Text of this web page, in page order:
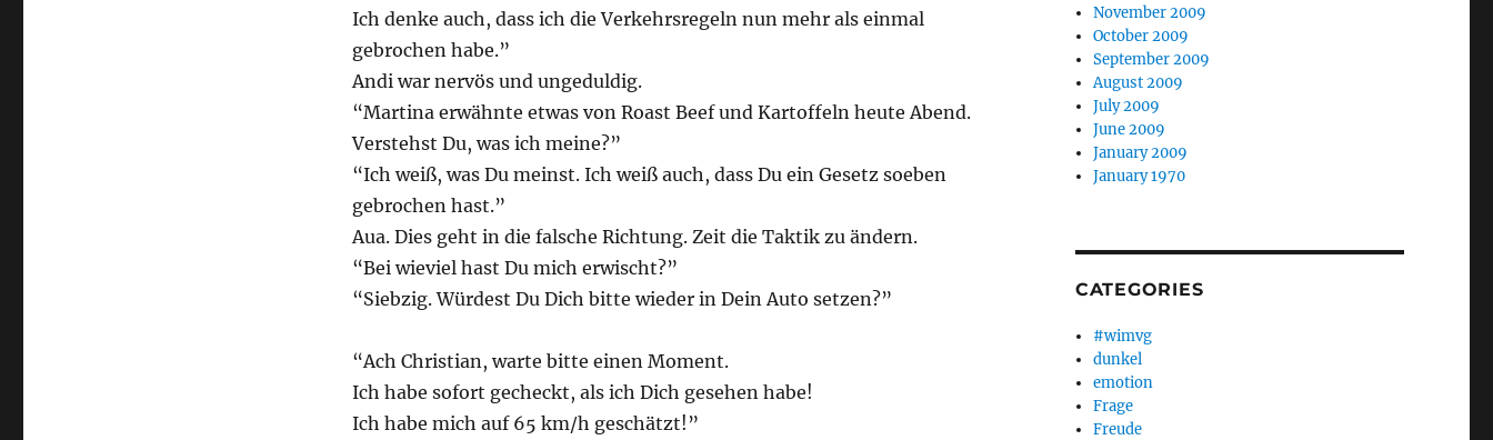
Ich denke auch, dass ich die Verkehrsregeln nun mehr als einmal
gebrochen habe.”
Andi war nervös und ungeduldig.
“Martina erwähnte etwas von Roast Beef und Kartoffeln heute Abend.
Verstehst Du, was ich meine?”
“Ich weiß, was Du meinst. Ich weiß auch, dass Du ein Gesetz soeben
gebrochen hast.”
Aua. Dies geht in die falsche Richtung. Zeit die Taktik zu ändern.
“Bei wieviel hast Du mich erwischt?”
“Siebzig. Würdest Du Dich bitte wieder in Dein Auto setzen?”
“Ach Christian, warte bitte einen Moment.
Ich habe sofort gecheckt, als ich Dich gesehen habe!
Ich habe mich auf 65 km/h geschätzt!”
November 2009
October 2009
September 2009
August 2009
July 2009
June 2009
January 2009
January 1970
CATEGORIES
#wimvg
dunkel
emotion
Frage
Freude